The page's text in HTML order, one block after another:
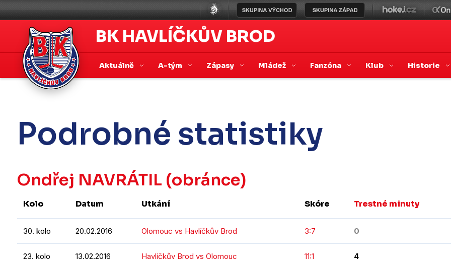
BK HAVLÍČKŮV BROD
Aktuálně A-tým Zápasy Mládež Fanzóna Klub Historie
Podrobné statistiky
Ondřej NAVRÁTIL (obránce)
Kolo Datum Utkání Skóre Trestné minuty
30. kolo 20.02.2016 Olomouc vs Havlíčkův Brod 3:7 0
23. kolo 13.02.2016 Havlíčkův Brod vs Olomouc 11:1 4